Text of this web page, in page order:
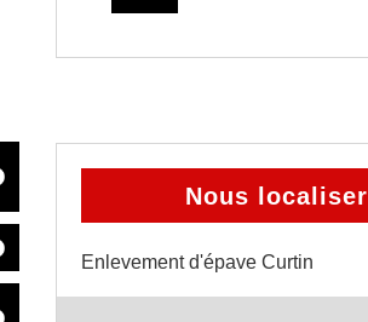
Nous localiser
Enlevement d'épave Curtin